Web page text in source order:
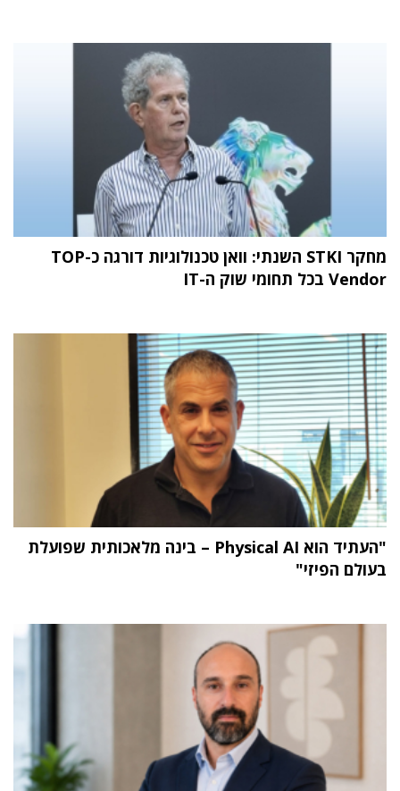
מחקר STKI השנתי: וואן טכנולוגיות דורגה כ-TOP
Vendor בכל תחומי שוק ה-IT
"העתיד הוא Physical AI – בינה מלאכותית שפועלת
בעולם הפיזי"